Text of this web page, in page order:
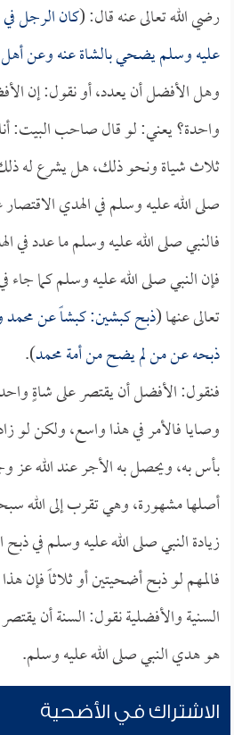
رضي الله تعالى عنه قال: (كان الرجل
عليه وسلم يضحي بالشاة عنه وعن أهل
وهل الأفضل أن يعدد، أو نقول: إن
واحدة؟ يعني: لو قال صاحب البيت:
ثلاث شياة ونحو ذلك، هل يشرع له
صلى الله عليه وسلم في الهدي
فالنبي صلى الله عليه وسلم ما عدد في
فإن النبي صلى الله عليه وسلم كما
تعالى عنها (ذبح كبشين: كبشاً عن محمد
ذبحه عن من لم يضح من أمة محمد).
فنقول: الأفضل أن يقتصر على شاةٍ
وصايا فالأمر في هذا واسع، ولكن لو
بأس به، ويحصل به الأجر عند الله عز
أصلها مشهورة، وهي تقرب إلى الله
زيادة النبي صلى الله عليه وسلم في ذبح
فالمهم لو ذبح أضحيتين أو ثلاثاً فإن
السنية والأفضلية نقول: السنة أن
هو هدي النبي صلى الله عليه وسلم.
الاشتراك في الأضحية